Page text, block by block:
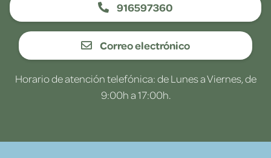
916597360
Correo electrónico
Horario de atención telefónica: de Lunes a Viernes, de
9:00h a 17:00h.